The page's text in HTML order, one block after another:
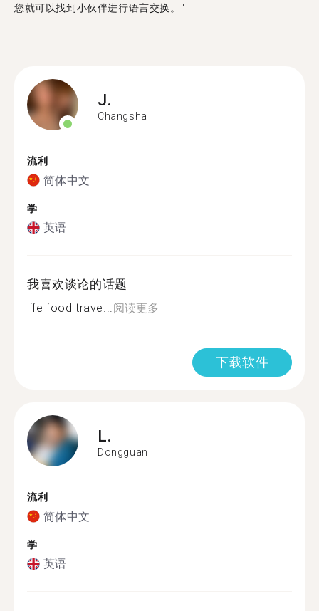
您就可以找到小伙伴进行语言交换。"
J.
Changsha
流利
简体中文
学
英语
我喜欢谈论的话题
life food trave...阅读更多
下载软件
L.
Dongguan
流利
简体中文
学
英语